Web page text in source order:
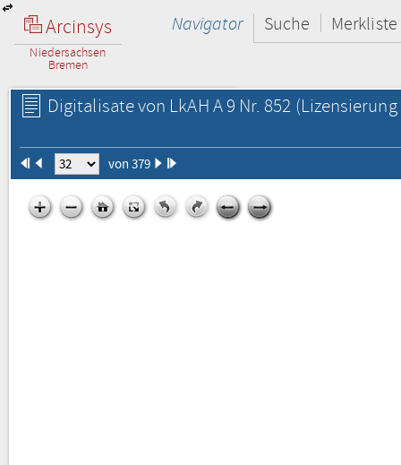
Arcinsys
Niedersachsen
Bremen
Navigator Suche Merkliste
Digitalisate von LkAH A 9 Nr. 852
von 379